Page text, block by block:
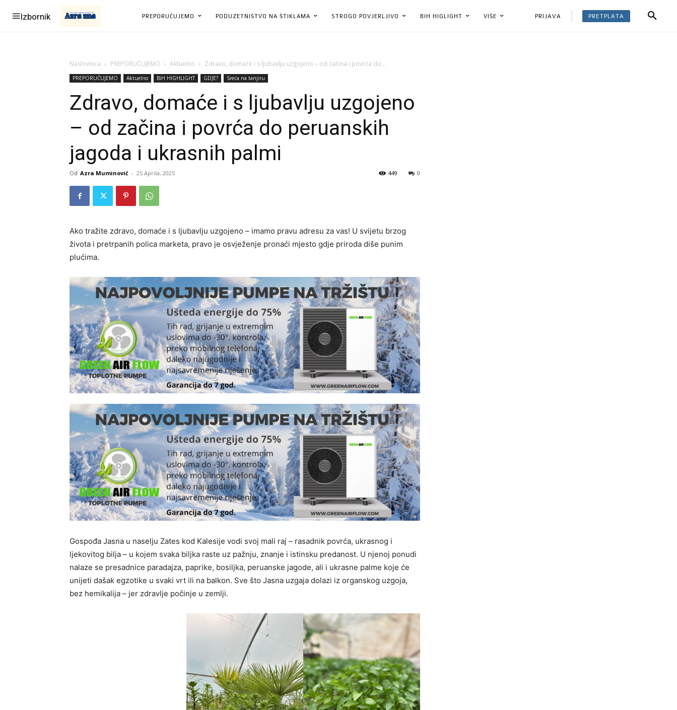
Izbornik PREPORUČUJEMO PODUZETNIŠTVO NA ŠTIKLAMA STROGO POVJERLJIVO BIH HIGLIGHT VIŠE PRIJAVA PRETPLATA
Naslovnica PREPORUČUJEMO Aktuelno Zdravo, domaće i s ljubavlju uzgojeno – od začina i povrća do...
PREPORUČUJEMO Aktuelno BiH HIGHLIGHT GDJE? Sreća na tanjiru
Zdravo, domaće i s ljubavlju uzgojeno
– od začina i povrća do peruanskih
jagoda i ukrasnih palmi
Od Azra Muminović - 25 Aprila, 2025 0
449
Ako tražite zdravo, domaće i s ljubavlju uzgojeno – imamo pravu adresu za vas! U svijetu brzog
života i pretrpanih polica marketa, pravo je osvježenje pronaći mjesto gdje priroda diše punim
plućima.
Gospođa Jasna u naselju Zates kod Kalesije vodi svoj mali raj – rasadnik povrća, ukrasnog i
ljekovitog bilja – u kojem svaka biljka raste uz pažnju, znanje i istinsku predanost. U njenoj ponudi
nalaze se presadnice paradajza, paprike, bosiljka, peruanske jagode, ali i ukrasne palme koje će
unijeti dašak egzotike u svaki vrt ili na balkon. Sve što Jasna uzgaja dolazi iz organskog uzgoja,
bez hemikalija – jer zdravlje počinje u zemlji.